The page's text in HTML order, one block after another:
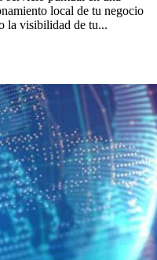
local de tu negocio
la visibilidad de tu...